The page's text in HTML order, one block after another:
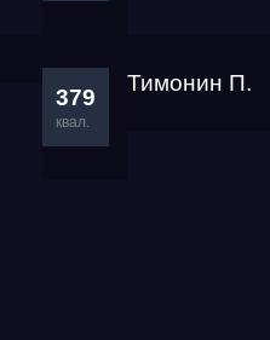
379
квал.
Тимонин П.